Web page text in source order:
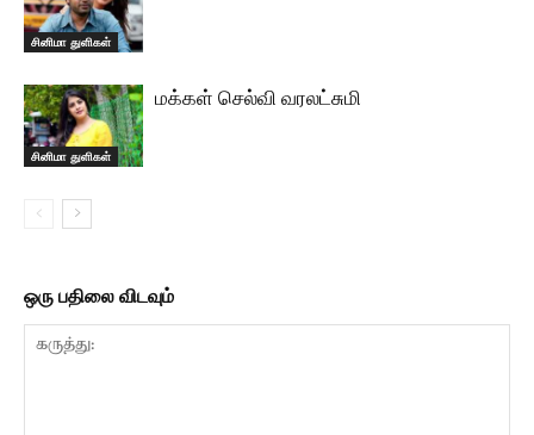
சினிமா துளிகள்
சினிமா துளிகள்
மக்கள் செல்வி வரலட்சுமி
ஒரு பதிலை விடவும்